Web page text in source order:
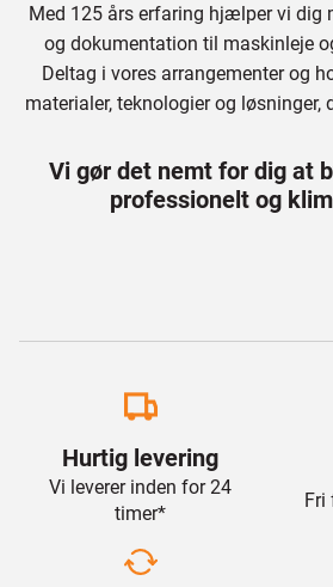
Med 125 års erfaring hjælper vi dig
og dokumentation til maskinleje
Deltag i vores arrangementer og
materialer, teknologier og løsninger,
Vi gør det nemt for dig at
professionelt og
Hurtig levering
Vi leverer inden for 24
timer*
Fri